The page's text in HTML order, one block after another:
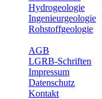
Hydrogeologie
Ingenieurgeologie
Rohstoffgeologie
AGB
LGRB-Schriften
Impressum
Datenschutz
Kontakt